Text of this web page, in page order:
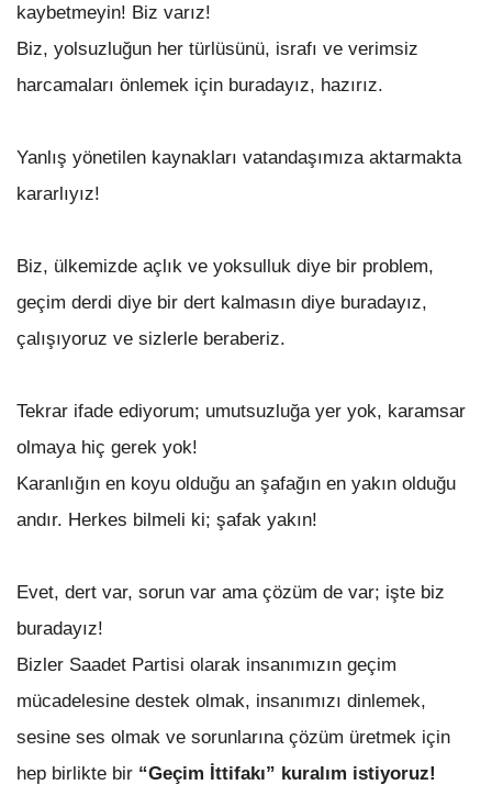
kaybetmeyin! Biz varız!
Biz, yolsuzluğun her türlüsünü, israfı ve verimsiz
harcamaları önlemek için buradayız, hazırız.
Yanlış yönetilen kaynakları vatandaşımıza aktarmakta
kararlıyız!
Biz, ülkemizde açlık ve yoksulluk diye bir problem,
geçim derdi diye bir dert kalmasın diye buradayız,
çalışıyoruz ve sizlerle beraberiz.
Tekrar ifade ediyorum; umutsuzluğa yer yok, karamsar
olmaya hiç gerek yok!
Karanlığın en koyu olduğu an şafağın en yakın olduğu
andır. Herkes bilmeli ki; şafak yakın!
Evet, dert var, sorun var ama çözüm de var; işte biz
buradayız!
Bizler Saadet Partisi olarak insanımızın geçim
mücadelesine destek olmak, insanımızı dinlemek,
sesine ses olmak ve sorunlarına çözüm üretmek için
hep birlikte bir “Geçim İttifakı” kuralım istiyoruz!